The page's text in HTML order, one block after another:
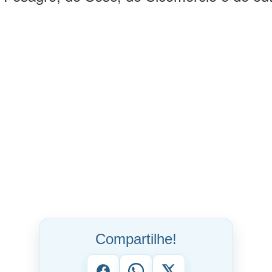
do Sesc, do Sicomércio e de
Compartilhe!